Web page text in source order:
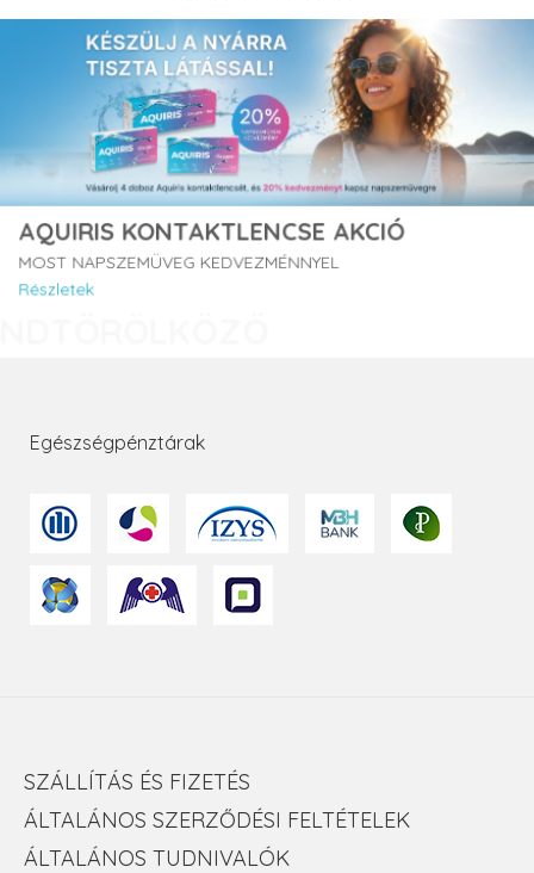
AQUIRIS KONTAKTLENCSE AKCIÓ
MOST NAPSZEMÜVEG KEDVEZMÉNNYEL
Részletek
Egészségpénztárak
SZÁLLÍTÁS ÉS FIZETÉS
ÁLTALÁNOS SZERZŐDÉSI FELTÉTELEK
ÁLTALÁNOS TUDNIVALÓK